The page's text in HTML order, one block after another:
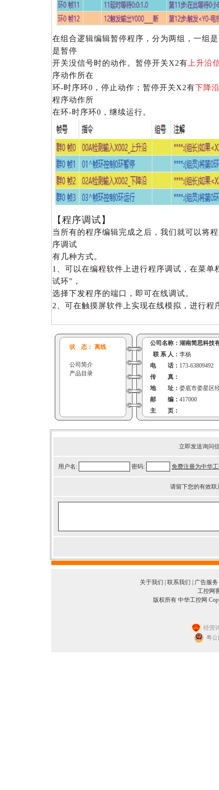
在组合逻辑编辑暂停程序，分为两组，一组
是暂停
开关没信号时的动作。暂停开关X2有 上升沿
序动作所在
环-时序环0，停止动作；暂停开关X2有下降
程序动作所
在环-时序环0，继续运行。
【程序调试】
当所有的程序编辑完成之后，我们就可以将
序调试
有几种方式。
1、可以在编程软件上进行程序调试，在菜单
试环”，
选择下发程序的端口，即可在线调试。
2、可在触摸屏软件上实现在线模拟，进行程
状 态： 离线
公司简介
产品目录
公司名称： 湖南简思科技
联 系 人： 李杨
电 话： 173-63809492
传 真：
地 址： 娄底市娄星区
邮 编： 417000
主 页：
立即发送询问
用户名: 密码: 免费注册为中华
请留下您的有效
关于我们 联系我们 广告服务
工控网
版权所有 中华工控网
经营
粤公